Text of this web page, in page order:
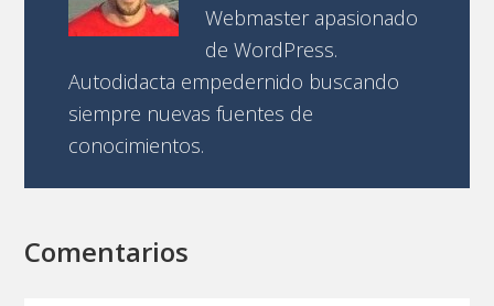
Webmaster apasionado
de WordPress.
Autodidacta empedernido buscando
siempre nuevas fuentes de
conocimientos.
Comentarios